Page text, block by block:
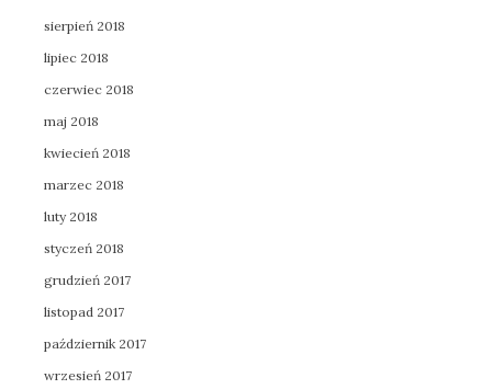
sierpień 2018
lipiec 2018
czerwiec 2018
maj 2018
kwiecień 2018
marzec 2018
luty 2018
styczeń 2018
grudzień 2017
listopad 2017
październik 2017
wrzesień 2017